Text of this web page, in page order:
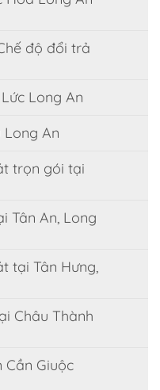
độ đổi trả
Long An
An
trọn gói tại
Tân An, Long
tại Tân Hưng,
Châu Thành
Giuộc